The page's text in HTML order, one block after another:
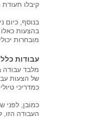
קיבלו
בנוסף, כיום
בהצעות
מובחרות
עבודות
מלבד עבודה
של הצעות
כמדריכי
כמובן, לפני
העבודה הזו,